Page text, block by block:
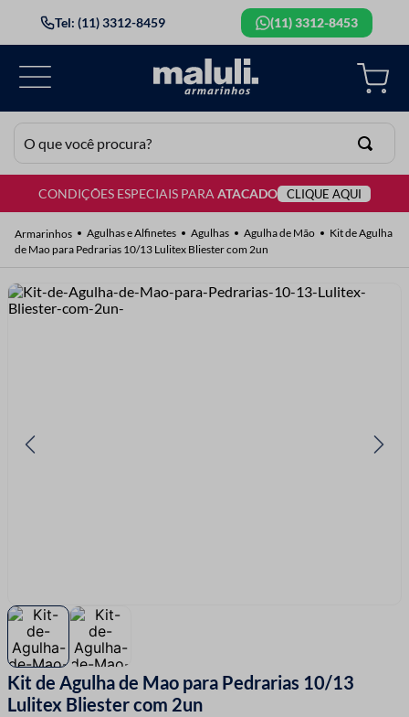
Tel: (11) 3312-8459 (11) 3312-8453
O que você procura?
CONDIÇÕES ESPECIAIS PARAATACADO CLIQUE AQUI
Agulhas e Alfinetes Agulhas Agulha de Mão
Kit de Agulha
de Mao para Pedrarias 10/13 Lulitex Bliester com 2un
Kit de Agulha de Mao para Pedrarias 10/13
Lulitex Bliester com 2un
TERMOS MAIS BUSCADOS
2º
barbante
3º
botão
8º